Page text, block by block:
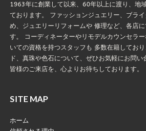
1963年に創業して以来、60年以上に渡り、地
ております。 ファッションジュエリー、ブラ
め、ジュエリーリフォームや 修理など、各店
す。 コーディネーターやリモデルカウンセラ
いての資格を持つスタッフも 多数在籍してお
ド、真珠や色石について、ぜひお気軽にお問い
皆様のご来店を、心よりお待ちしております。
SITE MAP
ホーム